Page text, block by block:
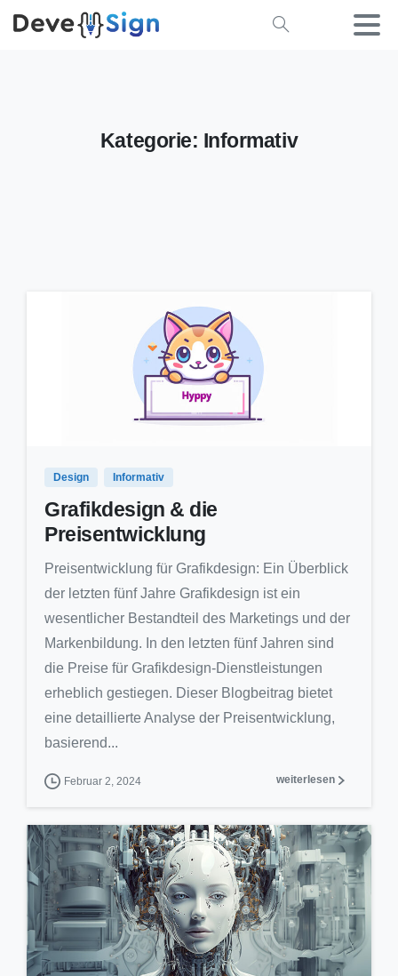
Kategorie: Informativ
Design Informativ
Grafikdesign & die
Preisentwicklung
Preisentwicklung für Grafikdesign: Ein Überblick
der letzten fünf Jahre Grafikdesign ist ein
wesentlicher Bestandteil des Marketings und der
Markenbildung. In den letzten fünf Jahren sind
die Preise für Grafikdesign-Dienstleistungen
erheblich gestiegen. Dieser Blogbeitrag bietet
eine detaillierte Analyse der Preisentwicklung,
basierend...
Februar 2, 2024 weiterlesen
0 6